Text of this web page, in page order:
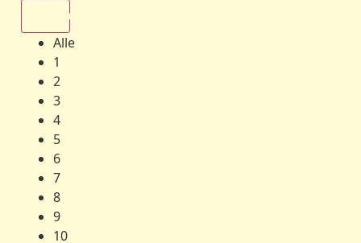
Alle
1
2
3
4
5
6
7
8
9
10